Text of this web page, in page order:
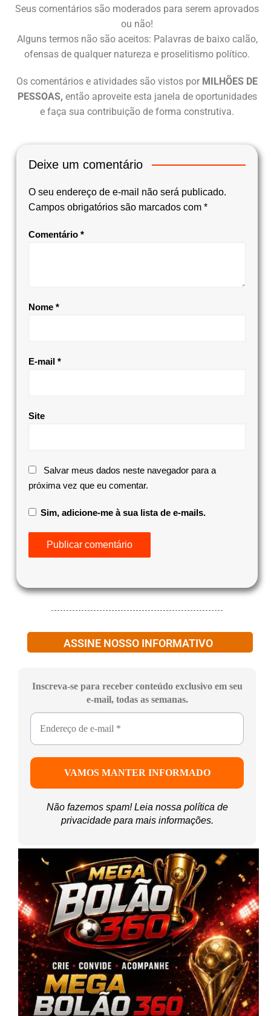
Seus comentários são moderados para serem aprovados
ou não!
Alguns termos não são aceitos: Palavras de baixo calão,
ofensas de qualquer natureza e proselitismo político.
Os comentários e atividades são vistos por MILHÕES DE
PESSOAS, então aproveite esta janela de oportunidades
e faça sua contribuição de forma construtiva.
Deixe um comentário
O seu endereço de e-mail não será publicado.
Campos obrigatórios são marcados com *
Comentário *
Nome *
E-mail *
Site
Salvar meus dados neste navegador para a
próxima vez que eu comentar.
Sim, adicione-me à sua lista de e-mails.
ASSINE NOSSO INFORMATIVO
Inscreva-se para receber conteúdo exclusivo em seu
e-mail, todas as semanas.
Não fazemos spam! Leia nossa política de
privacidadepara mais informações.